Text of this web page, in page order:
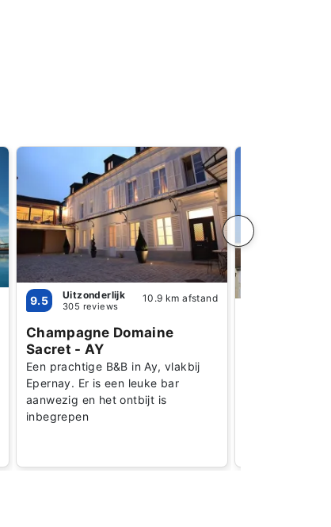
9.5 Uitzonderlijk
305 reviews
10.9 km afstand
Champagne Domaine
Sacret - AY
Een prachtige B&B in Ay, vlakbij
Epernay. Er is een leuke bar
aanwezig en het ontbijt is
inbegrepen